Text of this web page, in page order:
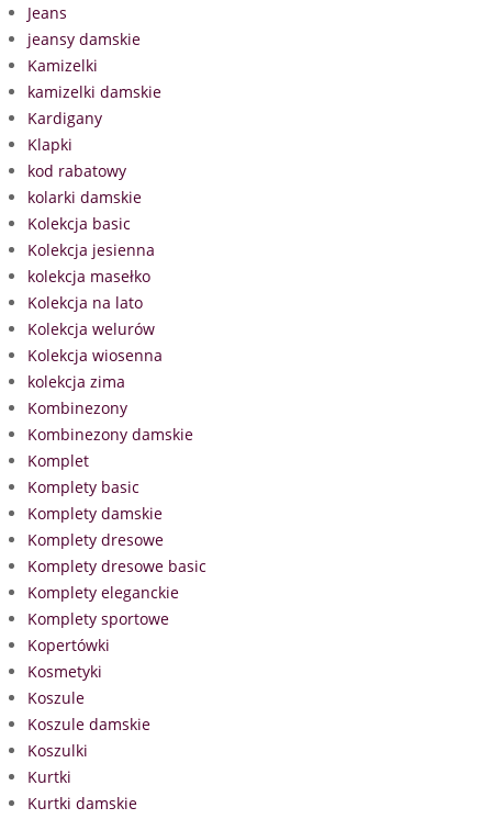
Jeans
jeansy damskie
Kamizelki
kamizelki damskie
Kardigany
Klapki
kod rabatowy
kolarki damskie
Kolekcja basic
Kolekcja jesienna
kolekcja masełko
Kolekcja na lato
Kolekcja welurów
Kolekcja wiosenna
kolekcja zima
Kombinezony
Kombinezony damskie
Komplet
Komplety basic
Komplety damskie
Komplety dresowe
Komplety dresowe basic
Komplety eleganckie
Komplety sportowe
Kopertówki
Kosmetyki
Koszule
Koszule damskie
Koszulki
Kurtki
Kurtki damskie